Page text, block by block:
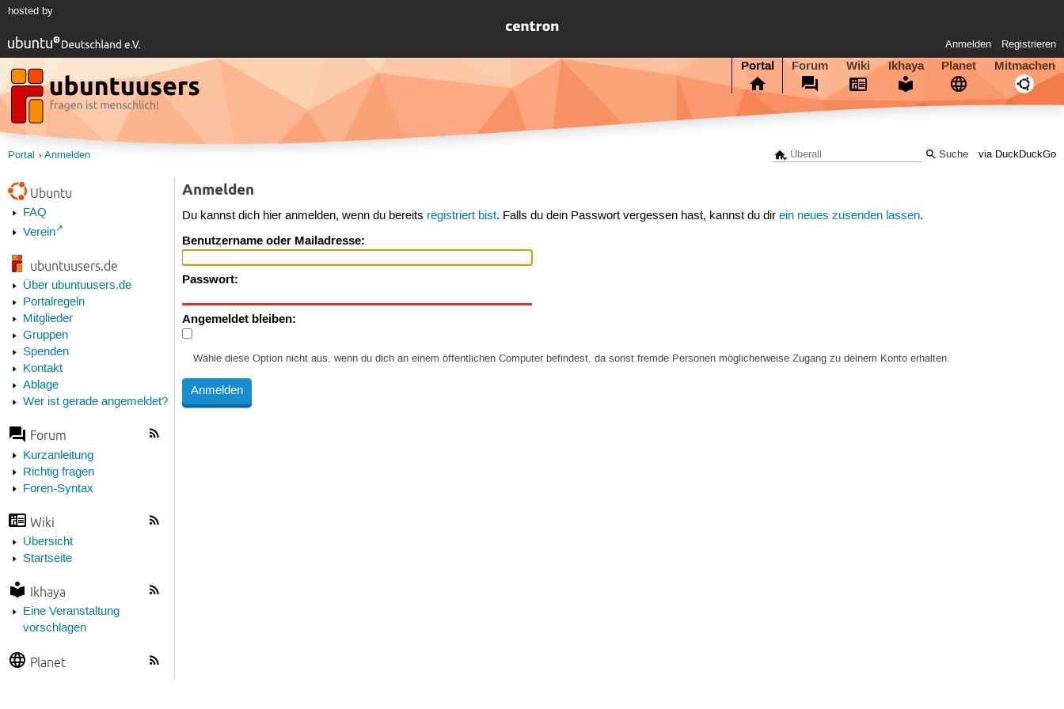
hosted by
Anmelden Registrieren
Portal Forum Wiki Ikhaya Planet Mitmachen
via DuckDuckGo
Portal Anmelden
Ubuntu
FAQ
Verein
ubuntuusers.de
Über ubuntuusers.de
Portalregeln
Mitglieder
Gruppen
Spenden
Kontakt
Ablage
Wer ist gerade angemeldet?
Forum
Kurzanleitung
Richtig fragen
Foren-Syntax
Wiki
Übersicht
Startseite
Ikhaya
Eine Veranstaltung
vorschlagen
Planet
Anmelden
Du kannst dich hier anmelden, wenn du bereits registriert bist. Falls du dein Passwort vergessen hast, kannst du direin neues zusenden lassen.
Benutzername oder Mailadresse:
Passwort:
Angemeldet bleiben:
Wähle diese Option nicht aus, wenn du dich an einem öffentlichen Computer befindest, da sonst fremde Personen möglicherweise Zugang zu deinem Konto erhalten.